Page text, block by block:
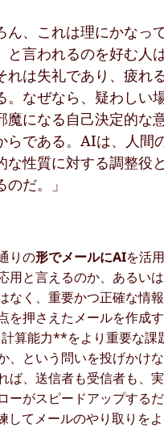
ん、これは理にかなっ
と言われるのを好む人
れは失礼であり、疲れ
。なぜなら、疑わしい
魔になる自己決定的な
らである。AIは、人間
な性質に対する調整役
のだ。」
りの形でメールにAIを活
用と言えるのか、あるい
なく、重要かつ正確な情
を押さえたメールを作成
算能力**をより重要な課
、という問いを投げかけ
ば、送信者も受信者も、
ーがスピードアップする
してメールのやり取りを